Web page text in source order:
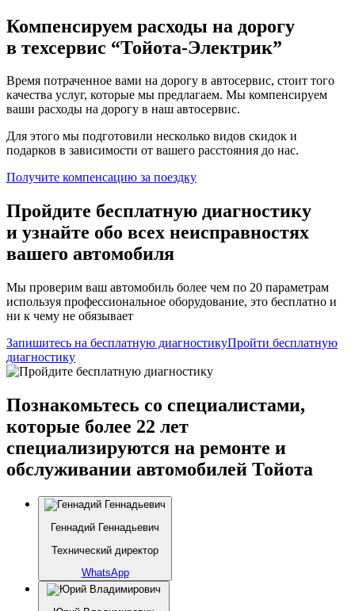
Компенсируем расходы на дорогу
в техсервис “Тойота-Электрик”
Время потраченное вами на дорогу в автосервис, стоит того
качества услуг, которые мы предлагаем. Мы компенсируем
ваши расходы на дорогу в наш автосервис.
Для этого мы подготовили несколько видов скидок и
подарков в зависимости от вашего расстояния до нас.
Получите компенсацию за поездку
Пройдите бесплатную диагностику
и узнайте обо всех неисправностях
вашего автомобиля
Мы проверим ваш автомобиль более чем по 20 параметрам
используя профессиональное оборудование, это бесплатно и
ни к чему не обязывает
Запишитесь на бесплатную диагностикуПройти бесплатную
диагностику
Познакомьтесь со специалистами,
которые более 22 лет
специализируются на ремонте и
обслуживании автомобилей Тойота
Геннадий Геннадьевич
Технический директор
WhatsApp